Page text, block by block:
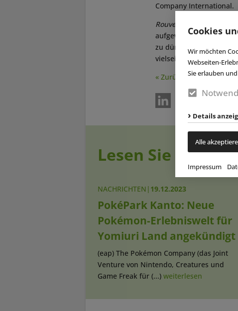
Cookies
Wir möchten
Webseiten-
Sie erlauben
Details
Alle
Impressum
Company International.
Rouven Bönisch
aufgewachsen und
zu dürfen. Wir sind
vielseitige Ausstellung
« Zurück
Lesen Sie auch
NACHRICHTEN | 19.12.2023
PokéPark Kanto: Neue
Pokémon-Erlebniswelt für
Yomiuri Land angekündigt
(eap) The Pokémon Company (das Joint
Venture von Nintendo, Creatures und
Game Freak für (...) weiterlesen